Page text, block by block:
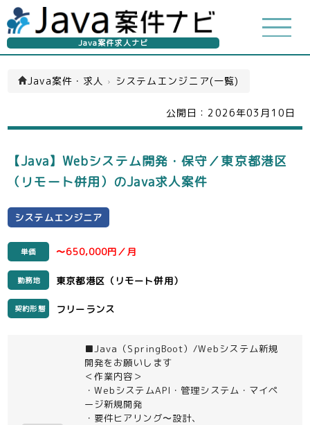
Java案件求人ナビ
Java案件・求人 › システムエンジニア(一覧)
公開日： 2026年03月10日
【Java】Webシステム開発・保守／東京都港区
（リモート併用）のJava求人案件
システムエンジニア
単価 〜650,000円／月
勤務地 東京都港区（リモート併用）
契約形態 フリーランス
■Java（SpringBoot）/Webシステム新規
開発をお願いします
＜作業内容＞
・WebシステムAPI・管理システム・マイペ
ージ新規開発
・要件ヒアリング〜設計、